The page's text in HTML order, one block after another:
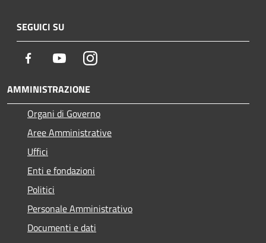
SEGUICI SU
Facebook YoutubeInstagram
AMMINISTRAZIONE
Organi di Governo
Aree Amministrative
Uffici
Enti e fondazioni
Politici
Personale Amministrativo
Documenti e dati